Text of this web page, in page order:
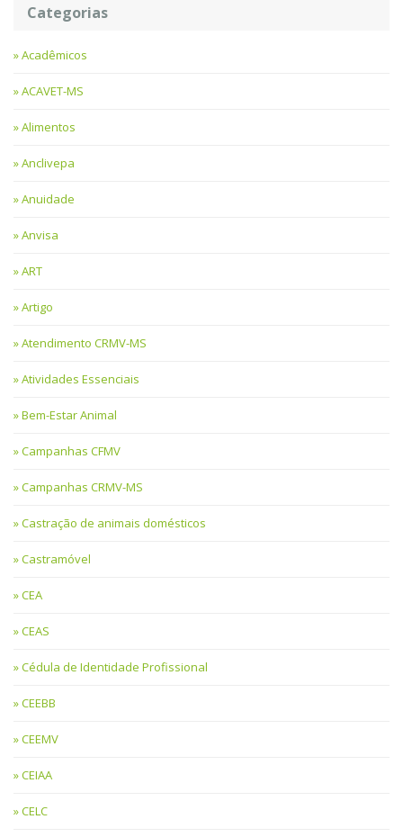
Categorias
Acadêmicos
ACAVET-MS
Alimentos
Anclivepa
Anuidade
Anvisa
ART
Artigo
Atendimento CRMV-MS
Atividades Essenciais
Bem-Estar Animal
Campanhas CFMV
Campanhas CRMV-MS
Castração de animais domésticos
Castramóvel
CEA
CEAS
Cédula de Identidade Profissional
CEEBB
CEEMV
CEIAA
CELC